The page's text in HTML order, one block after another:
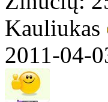
Kauliukas
2011-04-